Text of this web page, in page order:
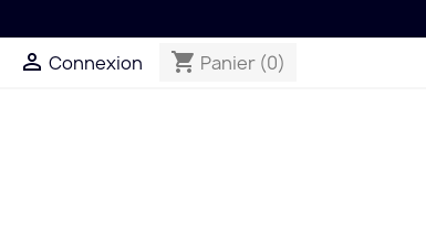
 Connexion shopping_cart Panier (0)